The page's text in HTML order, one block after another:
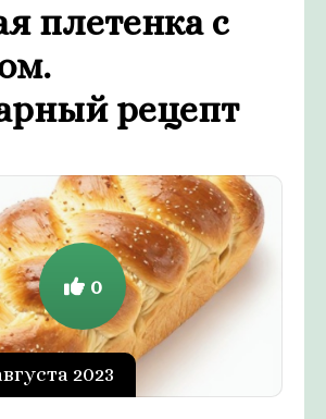
плетенка с
рецепт
2023
0